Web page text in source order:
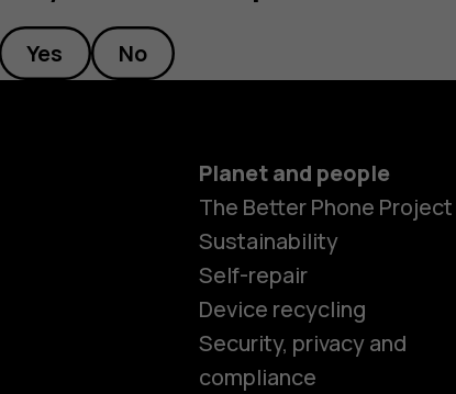
Smartphones
Yes No
Planet and people
The Better Phone Project
Sustainability
Self-repair
Device recycling
Security, privacy and
compliance